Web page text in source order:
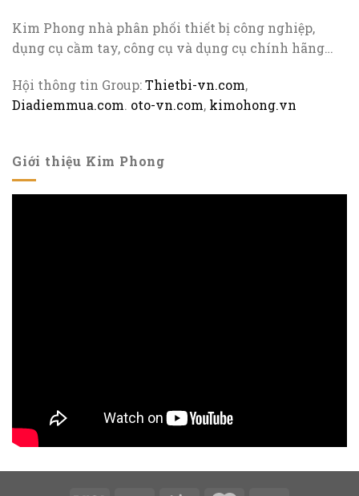
Kim Phong nhà phân phối thiết bị công nghiệp,
dụng cụ cầm tay, công cụ và dụng cụ chính hãng…
Hội thông tin Group:Thietbi-vn.com,
Diadiemmua.com. oto-vn.com, kimohong.vn
Giới thiệu Kim Phong